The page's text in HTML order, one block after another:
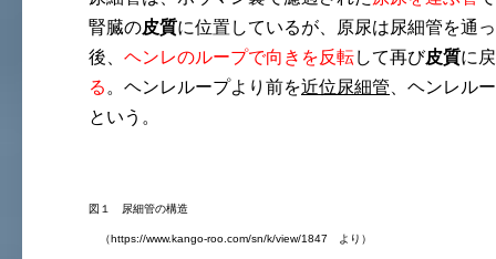
腎臓の皮質に位置しているが、原尿は尿細管を通
後、 ヘンレのループで向きを反転して再び皮質に
る 。ヘンレループより前を近位尿細管 、ヘンレル
という。
図１ 尿細管の構造
（https://www.kango-roo.com/sn/k/view/1847 より）